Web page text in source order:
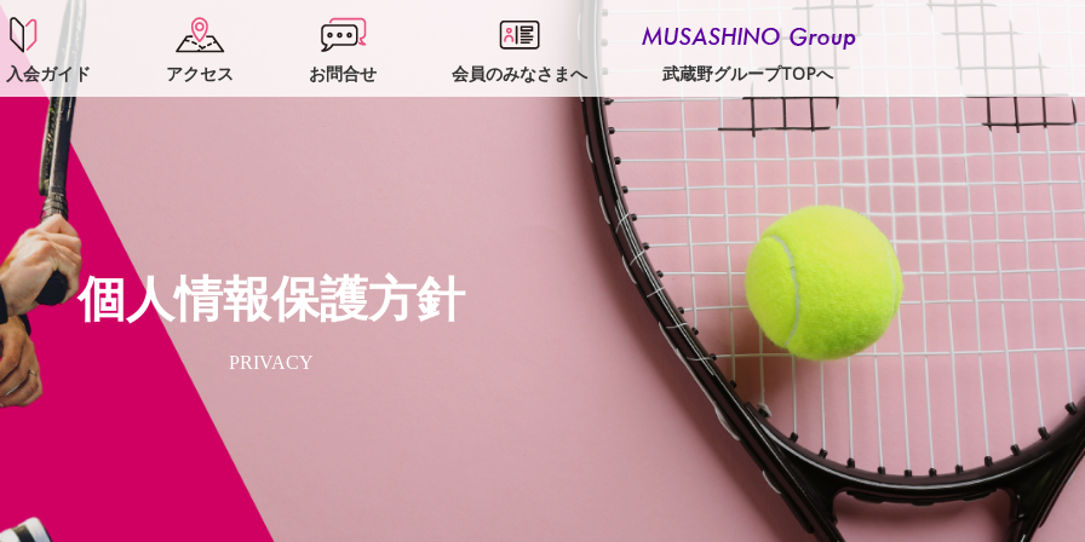
入会ガイド アクセス お問合せ 会員のみなさまへ 武蔵野グループTOPへ
個人情報保護方針
PRIVACY